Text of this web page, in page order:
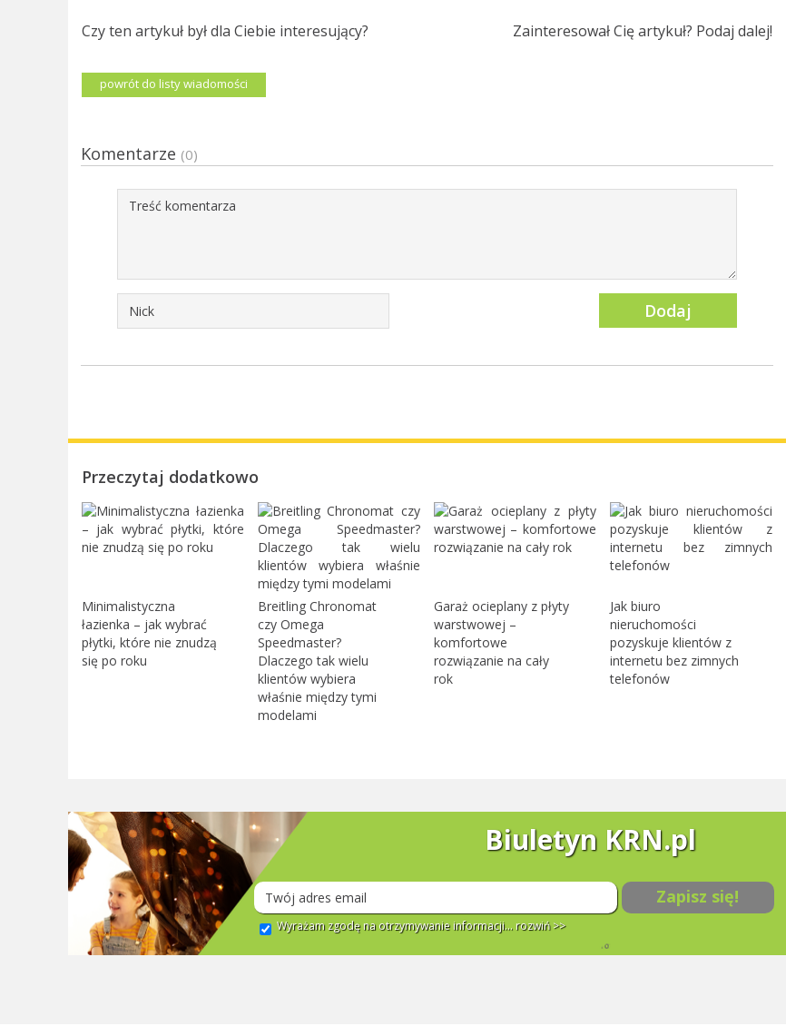
Czy ten artykuł był dla Ciebie interesujący? Zainteresował Cię artykuł? Podaj dalej!
powrót do listy wiadomości
Komentarze (0)
Dodaj
Przeczytaj dodatkowo
Minimalistyczna
łazienka – jak wybrać
płytki, które nie znudzą
się po roku
Breitling Chronomat
czy Omega
Speedmaster?
Dlaczego tak wielu
klientów wybiera
właśnie między tymi
modelami
Garaż ocieplany z płyty
warstwowej –
komfortowe
rozwiązanie na cały
rok
Jak biuro
nieruchomości
pozyskuje klientów z
internetu bez zimnych
telefonów
Biuletyn KRN.pl
Zapisz się!
Wyrażam zgodę na otrzymywanie informacji... rozwiń >>